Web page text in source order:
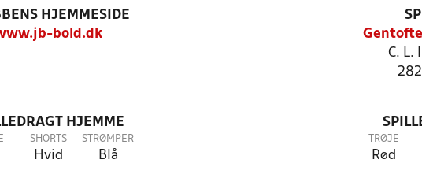
HJEMMESIDE
bold.dk
C. L.
HJEMME
SHORTS
Hvid
STRØMPER
Blå
TRØJE
Rød